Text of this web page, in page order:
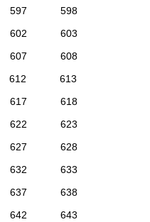
597
598
602
603
607
608
612
613
617
618
622
623
627
628
632
633
637
638
642
643